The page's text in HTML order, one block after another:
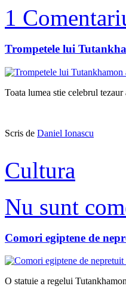
1
Trompetele lui
Toata lumea stie celebrul
Scris de Daniel Ionascu
Cultura
Nu sunt
Comori egiptene de
O statuie a regelui